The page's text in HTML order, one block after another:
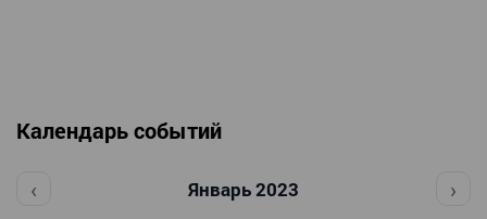
Календарь событий
‹ Январь 2023 ›